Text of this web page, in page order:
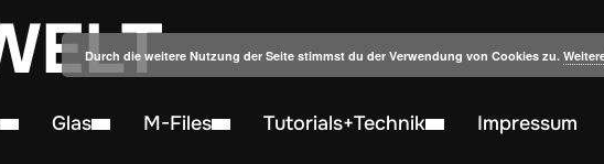
Glas M-Files Tutorials+Technik
Impressum
Durch die weitere Nutzung der Seite stimmst du der Verwendung von Cookies zu.